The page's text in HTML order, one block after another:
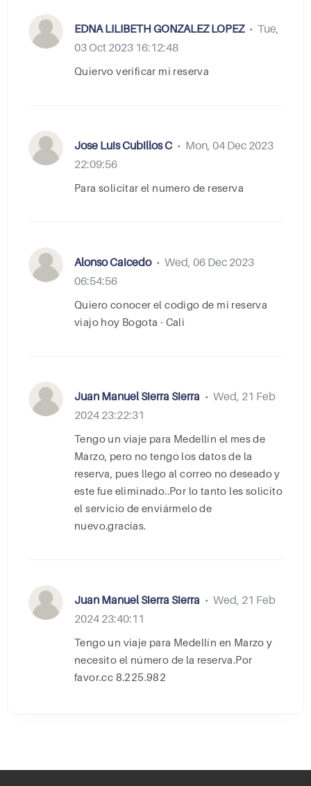
EDNA LILIBETH GONZALEZ LOPEZ • Tue,
03 Oct 2023 16:12:48
quiervo verificar mi reserva
Jose Luis Cubillos C • Mon, 04 Dec 2023
22:09:56
para solicitar el numero de reserva
Alonso Caicedo • Wed, 06 Dec 2023
06:54:56
Quiero conocer el codigo de mi reserva
viajo hoy Bogota - Cali
Juan Manuel Sierra Sierra • Wed, 21 Feb
2024 23:22:31
Tengo un viaje para Medellín el mes de
Marzo, pero no tengo los datos de la
reserva, pues llego al correo no deseado y
este fue eliminado..Por lo tanto les solicito
el servicio de enviármelo de
nuevo.gracias.
Juan Manuel Sierra Sierra • Wed, 21 Feb
2024 23:40:11
Tengo un viaje para Medellín en Marzo y
necesito el número de la reserva.Por
favor.cc 8.225.982